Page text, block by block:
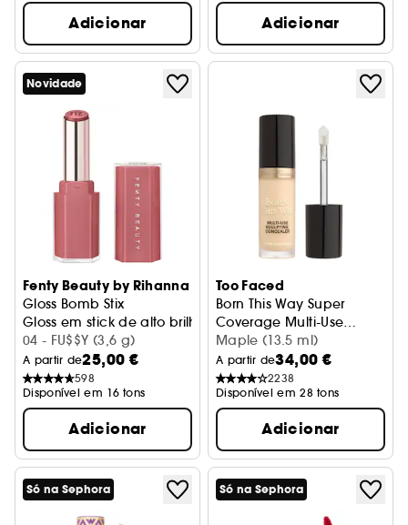
Adicionar Adicionar
Novidade
Fenty Beauty by Rihanna
Gloss Bomb Stix
Gloss em stick de alto brilho
04 - FU$$Y (3,6 g)
A partir de25,00 €
598
Disponível em 16 tons
Adicionar
Too Faced
Born This Way Super
Coverage Multi-Use
Concealer
Corrector
Maple (13.5 ml)
A partir de34,00 €
2238
Disponível em 28 tons
Adicionar
Só na Sephora Só na Sephora